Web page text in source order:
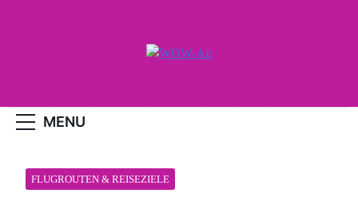
MENU
FLUGROUTEN & REISEZIELE